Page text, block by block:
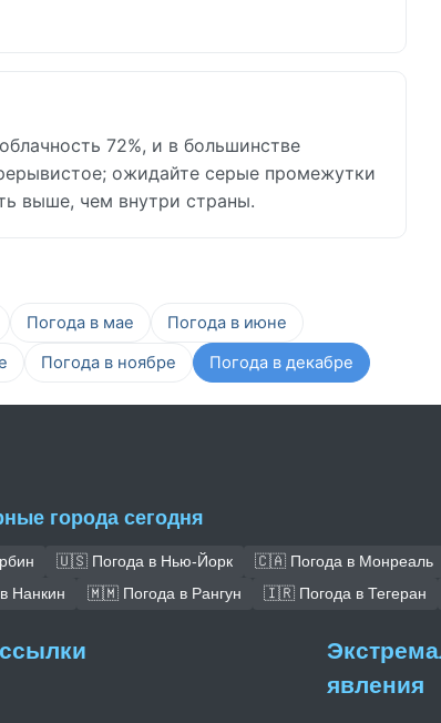
72%, и в большинстве
ожидайте серые промежутки
выше, чем внутри страны.
Погода в мае
Погода в июне
Погода в ноябре Погода в декабре
города сегодня
🇺🇸 Погода в Нью-Йорк 🇨🇦 Погода в Монреаль
Нанкин 🇲🇲 Погода в Рангун 🇮🇷 Погода в Тегеран
явления